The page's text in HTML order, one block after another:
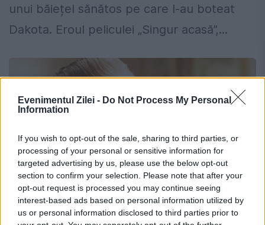
Evenimentul Zilei - Do Not Process My Personal
Information
If you wish to opt-out of the sale, sharing to third parties, or
processing of your personal or sensitive information for
targeted advertising by us, please use the below opt-out
section to confirm your selection. Please note that after your
opt-out request is processed you may continue seeing
interest-based ads based on personal information utilized by
us or personal information disclosed to third parties prior to
unui băiețel sănătos pe care l-au boteat
Dakota. Eroul peliculei „Singur acasă”,...